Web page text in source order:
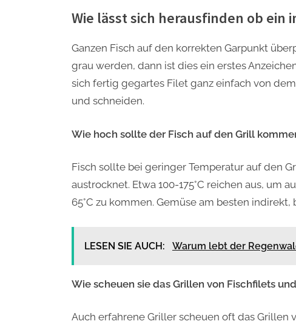
Wie lässt sich herausfinden ob ein
Ganzen Fisch auf den korrekten Garpunkt
grau werden, dann ist dies ein erstes
sich fertig gegartes Filet ganz einfach von
und schneiden.
Wie hoch sollte der Fisch auf den Grill
Fisch sollte bei geringer Temperatur auf den
austrocknet. Etwa 100-175°C reichen aus, um
65°C zu kommen. Gemüse am besten indirekt,
LESEN SIE AUCH: Warum lebt der
Wie scheuen sie das Grillen von Fischfilets
Auch erfahrene Griller scheuen oft das Grillen